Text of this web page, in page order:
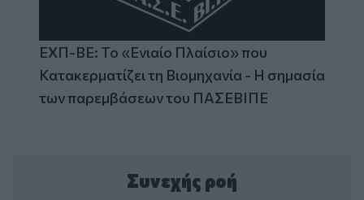
ΕΧΠ-ΒΕ: Το «Ενιαίο Πλαίσιο» που
Κατακερματίζει τη Βιομηχανία - Η σημασία
των παρεμβάσεων του ΠΑΣΕΒΙΠΕ
Συνεχής ροή